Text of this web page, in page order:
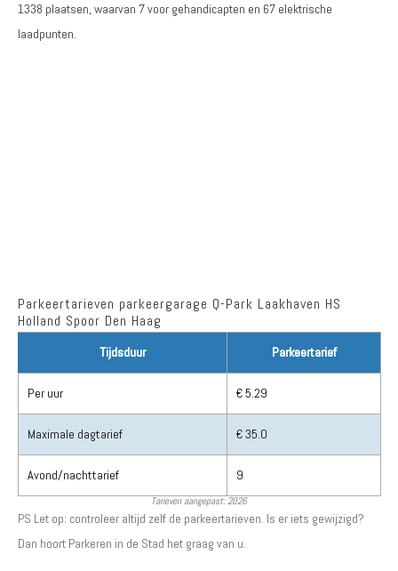
1338 plaatsen, waarvan 7 voor gehandicapten en 67 elektrische
laadpunten.
Parkeertarieven parkeergarage Q-Park Laakhaven HS
Holland Spoor Den Haag
Tijdsduur Parkeertarief
Per uur € 5.29
Maximale dagtarief € 35.0
Avond/nachttarief 9
Tarieven aangepast: 2026
PS Let op: controleer altijd zelf de parkeertarieven. Is er iets gewijzigd?
Dan hoort Parkeren in de Stad het graag van u.